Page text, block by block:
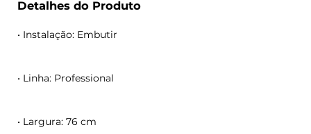
Detalhes do Produto
• Instalação: Embutir
• Linha: Professional
• Largura: 76 cm